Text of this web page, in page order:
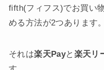
fifth(フィフス)でお買い
める方法が2つあります。
それは楽天Payと 楽天リ